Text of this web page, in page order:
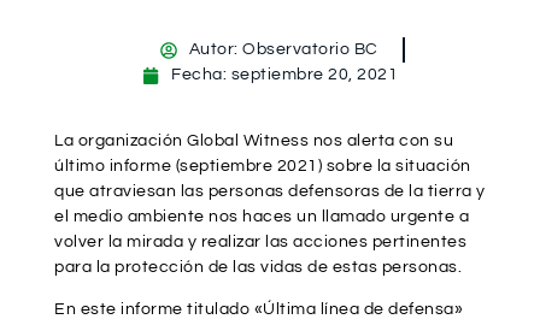
Autor: Observatorio BC
Fecha: septiembre 20, 2021
La organización Global Witness nos alerta con su
último informe (septiembre 2021) sobre la situación
que atraviesan las personas defensoras de la tierra y
el medio ambiente nos haces un llamado urgente a
volver la mirada y realizar las acciones pertinentes
para la protección de las vidas de estas personas.
En este informe titulado «Última línea de defensa»